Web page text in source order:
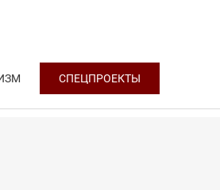
СПЕЦПРОЕКТЫ